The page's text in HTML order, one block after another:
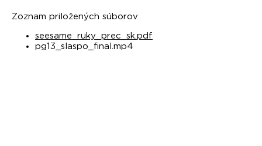
Zoznam priložených súborov
seesame_ruky_prec_sk.pdf
pg13_slaspo_final.mp4